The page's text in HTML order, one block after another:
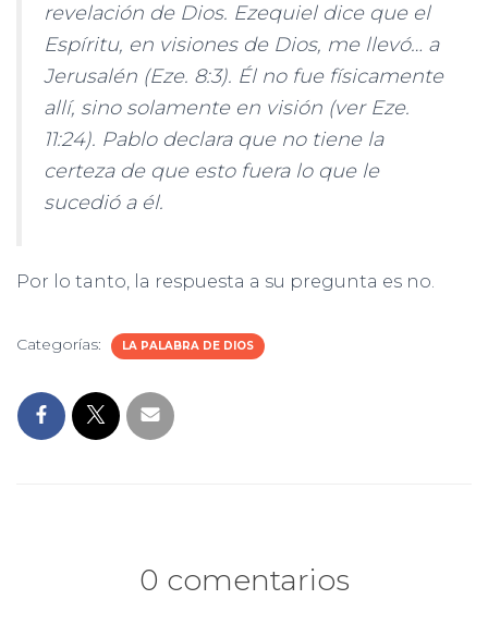
revelación de Dios. Ezequiel dice que el
Espíritu, en visiones de Dios, me llevó… a
Jerusalén (Eze. 8:3). Él no fue físicamente
allí, sino solamente en visión (ver Eze.
11:24). Pablo declara que no tiene la
certeza de que esto fuera lo que le
sucedió a él.
Por lo tanto, la respuesta a su pregunta es no.
Categorías: LA PALABRA DE DIOS
0 comentarios